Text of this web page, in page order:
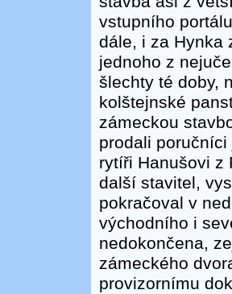
vstupního
dále, i za Hynka
jednoho z
šlechty té doby,
kolštejnské
zámeckou
prodali
rytíři Hanušovi z
další stavitel,
pokračoval v
východního i
nedokončena,
zámeckého
provizornímu